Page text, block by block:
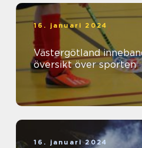
16. januari 2024
Västergötland innebandy en
översikt över sporten
16. januari 2024